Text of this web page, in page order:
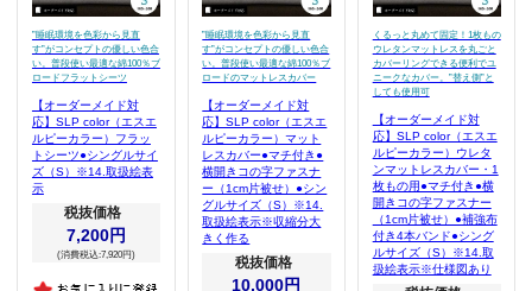
”睡眠環境を色彩から見直
す”がコンセプトの優しい色合
い。普段使い最適な綿100％ブ
ロードフラットシーツ
【オーダーメイド対
応】SLP color（エスエ
ルピーカラー）フラッ
トシーツ●シングルサイ
ズ（S）※14.取扱絵表
示
税抜価格
7,200円
(消費税込:7,920円)
”睡眠環境を色彩から見直
す”がコンセプトの優しい色合
い。普段使い最適な綿100％ブ
ロードのマットレスカバー
【オーダーメイド対
応】SLP color（エスエ
ルピーカラー）マット
レスカバー●マチ付き●
横開きコの字ファスナ
ー（1cm片被せ）●シン
グルサイズ（S）※14.
取扱絵表示※収縮分大
きく作る
税抜価格
10,000円
くるっと丸めて固定！1枚もの
ウレタンマットレスを丸ごと
カバーリングできる便利でユ
ニークなカバー。”替え側”と
しても使用可
【オーダーメイド対
応】SLP color（エスエ
ルピーカラー）ウレタ
ンマットレスカバー・1
枚もの用●マチ付き●横
開きコの字ファスナー
（1cm片被せ）●補強布
付き4本バンド●シング
ルサイズ（S）※14.取
扱絵表示※仕様図あり